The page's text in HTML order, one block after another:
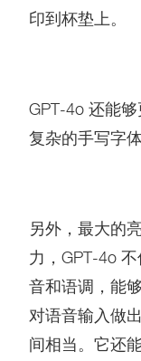
印到杯垫上。
GPT-4o 还能
复杂的手写字
另外，最大的
力，GPT-4o
音和语调，能
对语音输入做
间相当。它还